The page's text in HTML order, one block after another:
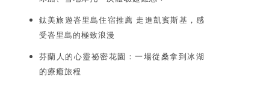
鈦美旅遊峇里島住宿推薦 走進凱賓斯基，感
受峇里島的極致浪漫
芬蘭人的心靈祕密花園：一場從桑拿到冰湖
的療癒旅程